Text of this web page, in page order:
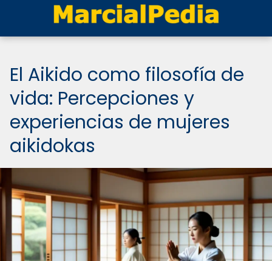
El Aikido como filosofía de
vida: Percepciones y
experiencias de mujeres
aikidokas